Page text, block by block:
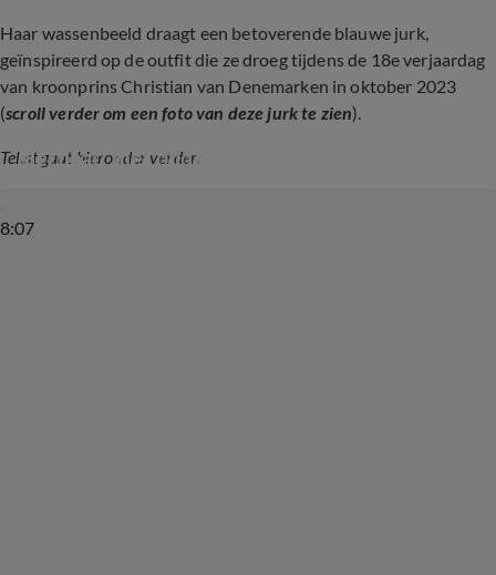
Haar wassenbeeld draagt een betoverende blauwe jurk,
geïnspireerd op de outfit die ze droeg tijdens de 18e verjaardag
van kroonprins Christian van Denemarken in oktober 2023
(scroll verder om een foto van deze jurk te zien).
Tekst gaat hieronder verder.
8:07
Prinses Amalia vond eerste staatsbezoek 'erg
dierbaar' met ouders